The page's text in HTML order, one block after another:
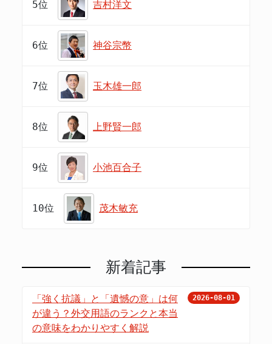
5位 吉村洋文
6位 神谷宗幣
7位 玉木雄一郎
8位 上野賢一郎
9位 小池百合子
10位 茂木敏充
新着記事
「強く抗議」と「遺憾の意」は何
が違う？外交用語のランクと本当
の意味をわかりやすく解説
2026-08-01